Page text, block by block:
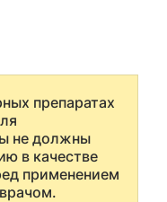
препаратах
не должны
в качестве
применением